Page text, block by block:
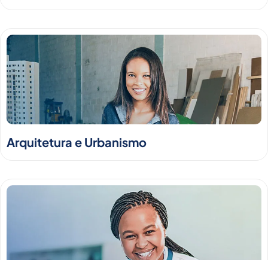
Arquitetura e Urbanismo